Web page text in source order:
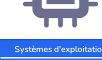
Systèmes